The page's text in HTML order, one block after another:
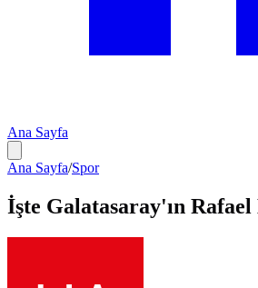
Ana Sayfa
Ana Sayfa/Spor
İşte Galatasaray'ın